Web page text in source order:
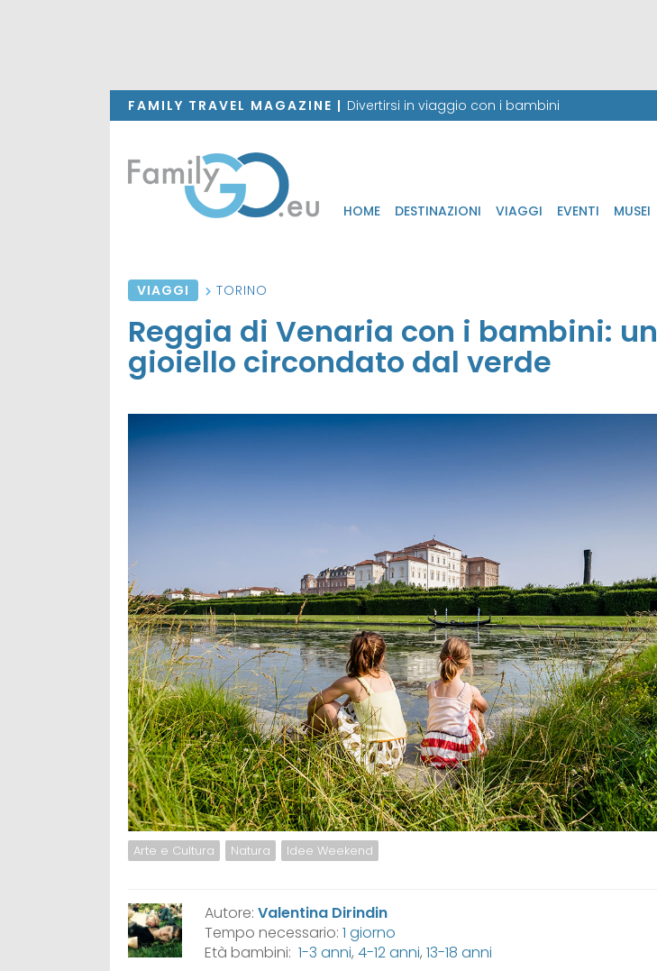
FAMILY TRAVEL MAGAZINE | Divertirsi in viaggio con i bambini
HOME DESTINAZIONI VIAGGI EVENTI MUSEI
VIAGGI TORINO
Reggia di Venaria con i bambini: un
gioiello circondato dal verde
Arte e Cultura Natura Idee Weekend
Autore: Valentina Dirindin
Tempo necessario: 1 giorno
Età bambini: 1-3 anni, 4-12 anni, 13-18 anni